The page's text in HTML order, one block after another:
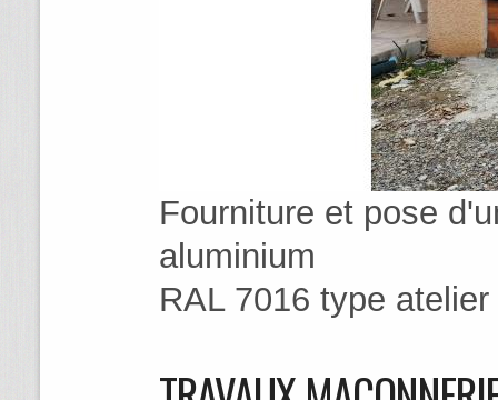
Fourniture et pose
aluminium
RAL 7016 type atelier